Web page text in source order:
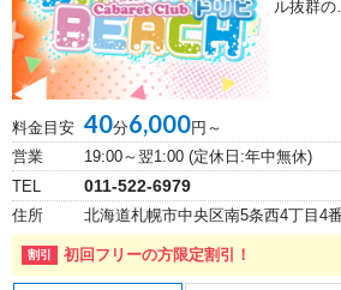
ル抜群の
料金目安 40分6,000円～
営業
19:00～翌1:00 (定休日:年中無休)
TEL
011-522-6979
住所 北海道札幌市中央区南5条西4丁目4
初回フリーの方限定割引！